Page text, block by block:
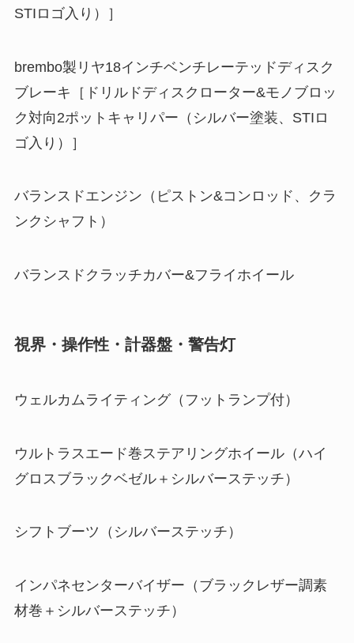
STIロゴ入り）］
brembo製リヤ18インチベンチレーテッドディスク
ブレーキ［ドリルドディスクローター&モノブロッ
ク対向2ポットキャリパー（シルバー塗装、STIロ
ゴ入り）］
バランスドエンジン（ピストン&コンロッド、クラ
ンクシャフト）
バランスドクラッチカバー&フライホイール
視界・操作性・計器盤・警告灯
ウェルカムライティング（フットランプ付）
ウルトラスエード巻ステアリングホイール（ハイ
グロスブラックベゼル＋シルバーステッチ）
シフトブーツ（シルバーステッチ）
インパネセンターバイザー（ブラックレザー調素
材巻＋シルバーステッチ）